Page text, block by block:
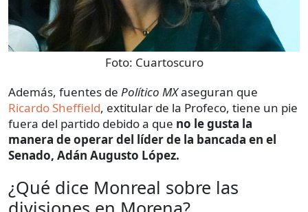
Foto: Cuartoscuro
Además, fuentes de Político MXaseguran que
Ricardo Sheffield, extitular de la Profeco, tiene un pie
fuera del partido debido a que no le gusta la
manera de operar del líder de la bancada en el
Senado, Adán Augusto López.
¿Qué dice Monreal sobre las